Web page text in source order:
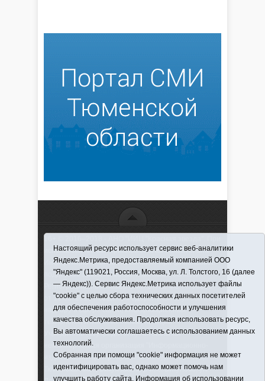
использовании материалов ссылка обязательна
Информационная лента выходит при финансовой
поддержке правительства Тюменской области
Регистрационный номер СМИ ЭЛ № ФС 77-66066
от 10.06. 2016 г. выдано Федеральной службой по
надзору в сфере связи, информационных
технологий и массовых коммуникаций.
Учредитель (соучредители) Автономная
некоммерческая организация "Информационно-
издательский центр "Красная звезда"" (627570,
Тюменская обл., Викуловский р-н, с. Викулово, ул.
Настоящий ресурс использует сервис веб-аналитики
Яндекс.Метрика, предоставляемый компанией ООО
"Яндекс" (119021, Россия, Москва, ул. Л. Толстого, 16 (далее
— Яндекс)). Сервис Яндекс.Метрика использует файлы
"cookie" с целью сбора технических данных посетителей
для обеспечения работоспособности и улучшения
качества обслуживания. Продолжая использовать ресурс,
Вы автоматически соглашаетесь с использованием данных
технологий.
Собранная при помощи "cookie" информация не может
идентифицировать вас, однако может помочь нам
улучшить работу сайта. Информация об использовании